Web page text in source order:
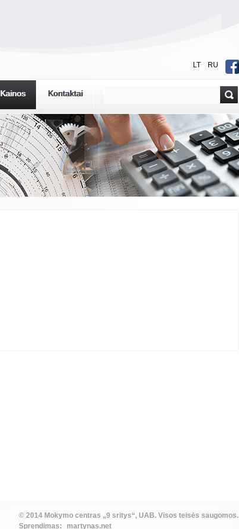
LT RU
Kainos Kontaktai
© 2014 Mokymo centras „9 sritys“, UAB. Visos teisės saugomos.
Sprendimas:
martynas.net